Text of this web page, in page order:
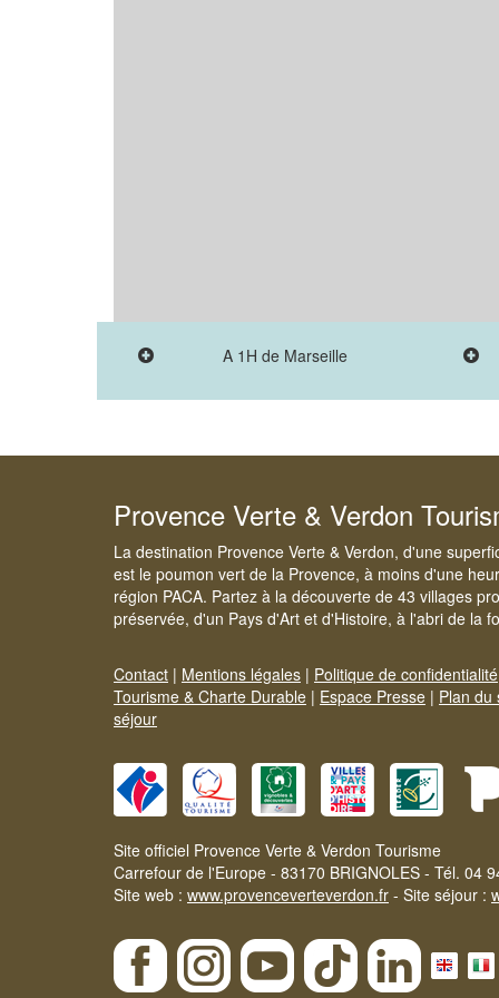
A 1H de Marseille
Provence Verte & Verdon
La destination Provence Verte & Verdon, d'une
est le poumon vert de la Provence, à moins d'une
région PACA. Partez à la découverte de 43 villages
préservée, d'un Pays d'Art et d'Histoire, à l'abri de la
Contact | Mentions légales | Politique de confidentialité
Tourisme & Charte Durable | Espace Presse | Plan du
séjour
Site officiel Provence Verte & Verdon Tourisme
Carrefour de l'Europe - 83170 BRIGNOLES - Tél. 04
Site web : www.provenceverteverdon.fr - Site séjour :